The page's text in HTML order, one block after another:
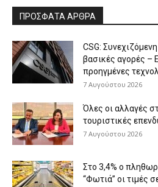
ΠΡΟΣΦΑΤΑ ΑΡΘΡΑ
CSG:
βασικές αγορές –
προηγμένες
7 Αυγούστου 2026
Όλες οι αλλαγές
τουριστικές
7 Αυγούστου 2026
Στο 3,4% ο
“Φωτιά” οι τιμές